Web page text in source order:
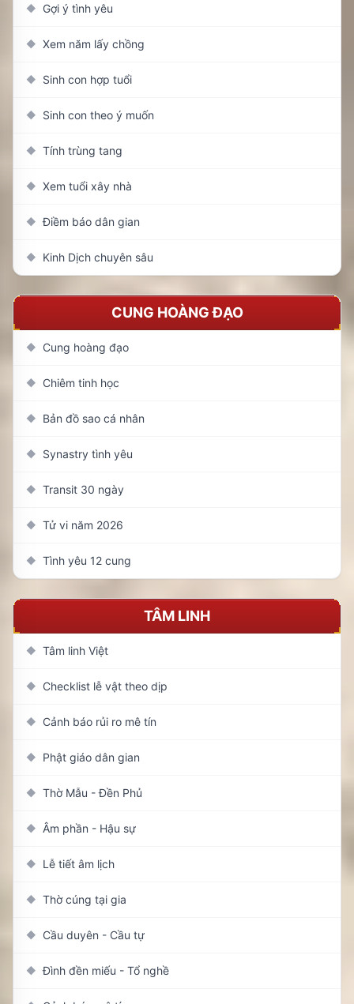
◆ Gợi ý tình yêu
◆ Xem năm lấy chồng
◆ Sinh con hợp tuổi
◆ Sinh con theo ý muốn
◆ Tính trùng tang
◆ Xem tuổi xây nhà
◆ Điềm báo dân gian
◆ Kinh Dịch chuyên sâu
CUNG HOÀNG ĐẠO
◆ Cung hoàng đạo
◆ Chiêm tinh học
◆ Bản đồ sao cá nhân
◆ Synastry tình yêu
◆ Transit 30 ngày
◆ Tử vi năm 2026
◆ Tình yêu 12 cung
TÂM LINH
◆ Tâm linh Việt
◆ Checklist lễ vật theo dịp
◆ Cảnh báo rủi ro mê tín
◆ Phật giáo dân gian
◆ Thờ Mẫu - Đền Phủ
◆ Âm phần - Hậu sự
◆ Lễ tiết âm lịch
◆ Thờ cúng tại gia
◆ Cầu duyên - Cầu tự
◆ Đình đền miếu - Tổ nghề